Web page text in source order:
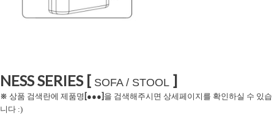
NESS SERIES [ SOFA / STOOL ]
※ 상품 검색란에 제품명 [●●●] 을 검색해주시면 상세페이지를 확인하실 수 있습
니다 :)